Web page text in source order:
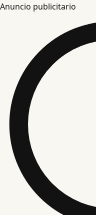
Anuncio publicitario